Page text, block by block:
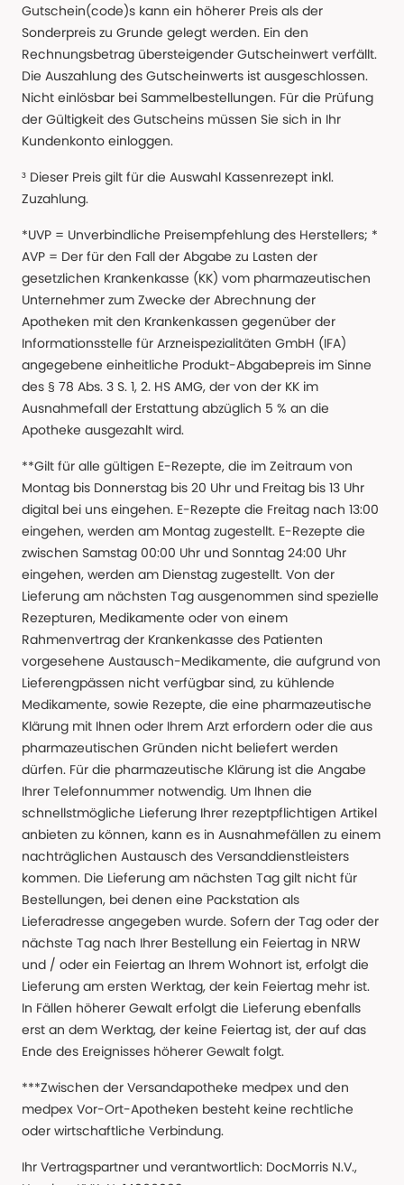
Gutschein(code)s kann ein höherer Preis als der
Sonderpreis zu Grunde gelegt werden. Ein den
Rechnungsbetrag übersteigender Gutscheinwert verfällt.
Die Auszahlung des Gutscheinwerts ist ausgeschlossen.
Nicht einlösbar bei Sammelbestellungen. Für die Prüfung
der Gültigkeit des Gutscheins müssen Sie sich in Ihr
Kundenkonto einloggen.
³ Dieser Preis gilt für die Auswahl Kassenrezept inkl.
Zuzahlung.
*UVP = Unverbindliche Preisempfehlung des Herstellers; *
AVP = Der für den Fall der Abgabe zu Lasten der
gesetzlichen Krankenkasse (KK) vom pharmazeutischen
Unternehmer zum Zwecke der Abrechnung der
Apotheken mit den Krankenkassen gegenüber der
Informationsstelle für Arzneispezialitäten GmbH (IFA)
angegebene einheitliche Produkt-Abgabepreis im Sinne
des § 78 Abs. 3 S. 1, 2. HS AMG, der von der KK im
Ausnahmefall der Erstattung abzüglich 5 % an die
Apotheke ausgezahlt wird.
**Gilt für alle gültigen E-Rezepte, die im Zeitraum von
Montag bis Donnerstag bis 20 Uhr und Freitag bis 13 Uhr
digital bei uns eingehen. E-Rezepte die Freitag nach 13:00
eingehen, werden am Montag zugestellt. E-Rezepte die
zwischen Samstag 00:00 Uhr und Sonntag 24:00 Uhr
eingehen, werden am Dienstag zugestellt. Von der
Lieferung am nächsten Tag ausgenommen sind spezielle
Rezepturen, Medikamente oder von einem
Rahmenvertrag der Krankenkasse des Patienten
vorgesehene Austausch-Medikamente, die aufgrund von
Lieferengpässen nicht verfügbar sind, zu kühlende
Medikamente, sowie Rezepte, die eine pharmazeutische
Klärung mit Ihnen oder Ihrem Arzt erfordern oder die aus
pharmazeutischen Gründen nicht beliefert werden
dürfen. Für die pharmazeutische Klärung ist die Angabe
Ihrer Telefonnummer notwendig. Um Ihnen die
schnellstmögliche Lieferung Ihrer rezeptpflichtigen Artikel
anbieten zu können, kann es in Ausnahmefällen zu einem
nachträglichen Austausch des Versanddienstleisters
kommen. Die Lieferung am nächsten Tag gilt nicht für
Bestellungen, bei denen eine Packstation als
Lieferadresse angegeben wurde. Sofern der Tag oder der
nächste Tag nach Ihrer Bestellung ein Feiertag in NRW
und / oder ein Feiertag an Ihrem Wohnort ist, erfolgt die
Lieferung am ersten Werktag, der kein Feiertag mehr ist.
In Fällen höherer Gewalt erfolgt die Lieferung ebenfalls
erst an dem Werktag, der keine Feiertag ist, der auf das
Ende des Ereignisses höherer Gewalt folgt.
***Zwischen der Versandapotheke medpex und den
medpex Vor-Ort-Apotheken besteht keine rechtliche
oder wirtschaftliche Verbindung.
Ihr Vertragspartner und verantwortlich: DocMorris N.V.,